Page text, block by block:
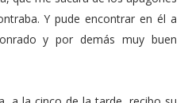
Y pude encontrar en él a
y por demás muy buen